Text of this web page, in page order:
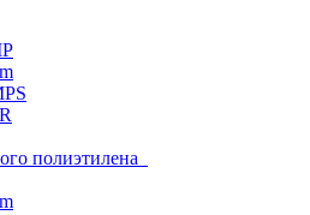
полиэтилена